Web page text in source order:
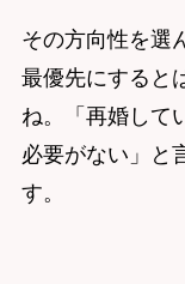
その方向性を選
最優先にすると
ね。「再婚して
必要がない」と
す。